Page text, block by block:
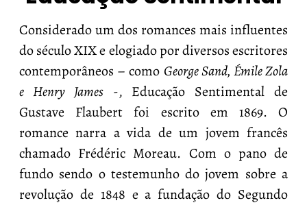
Considerado um dos romances mais influentes
do século XIX e elogiado por diversos escritores
contemporâneos – como George Sand, Émile Zola
e Henry James-, Educação Sentimental de
Gustave Flaubert foi escrito em 1869. O
romance narra a vida de um jovem francês
chamado Frédéric Moreau. Com o pano de
fundo sendo o testemunho do jovem sobre a
revolução de 1848 e a fundação do Segundo